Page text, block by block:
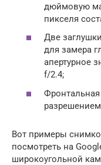
дюймовую
пикселя
Две
для замера
апертурное
f/2.4;
Вот примеры
посмотреть на
широкоугольной